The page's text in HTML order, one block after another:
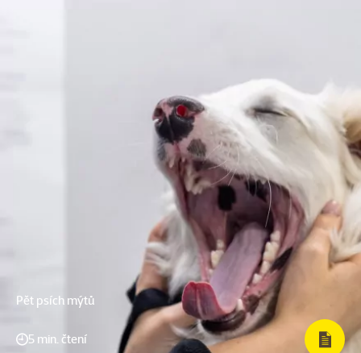
Pět psích mýtů
5 min. čtení